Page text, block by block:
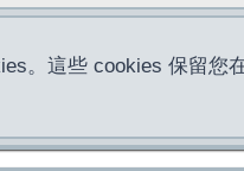
。這些 cookies 保留